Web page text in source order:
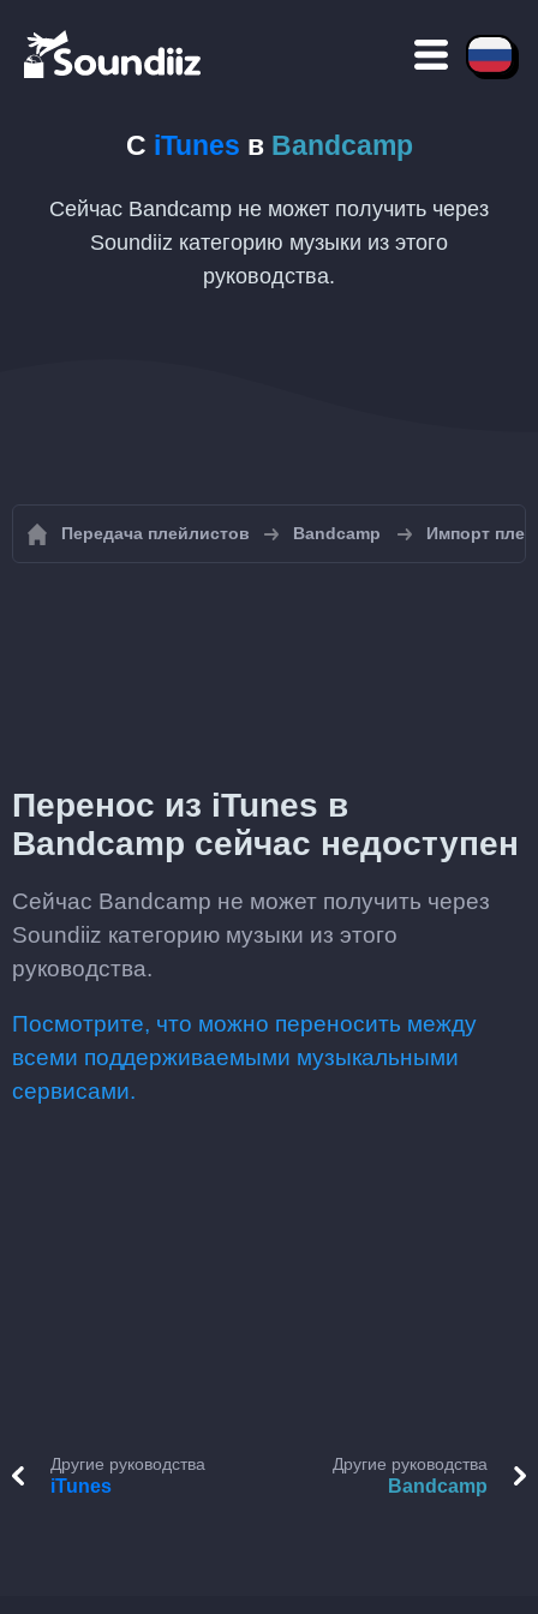
С iTunes в Bandcamp
Сейчас Bandcamp не может получить через
Soundiiz категорию музыки из этого
руководства.
Передача плейлистов Bandcamp Импорт
Перенос из iTunes в
Bandcamp сейчас недоступен
Сейчас Bandcamp не может получить через
Soundiiz категорию музыки из этого
руководства.
Посмотрите, что можно переносить между
всеми поддерживаемыми музыкальными
сервисами.
Другие руководства
iTunes
Другие руководства
Bandcamp